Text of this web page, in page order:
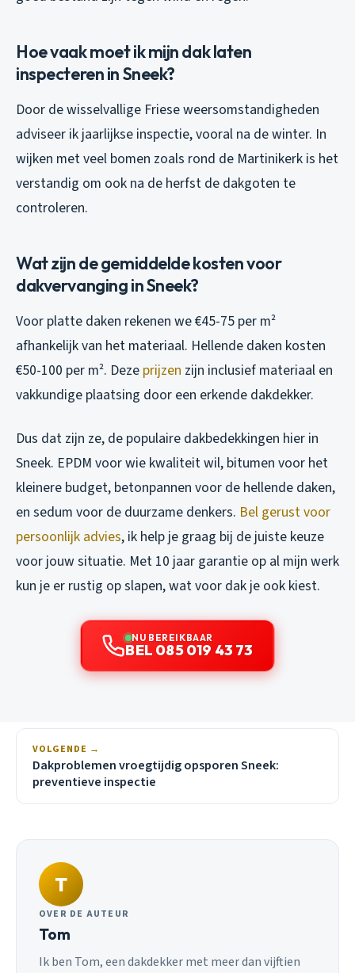
Hoe vaak moet ik mijn dak laten
inspecteren in Sneek?
Door de wisselvallige Friese weersomstandigheden
adviseer ik jaarlijkse inspectie, vooral na de winter. In
wijken met veel bomen zoals rond de Martinikerk is het
verstandig om ook na de herfst de dakgoten te
controleren.
Wat zijn de gemiddelde kosten voor
dakvervanging in Sneek?
Voor platte daken rekenen we €45-75 per m²
afhankelijk van het materiaal. Hellende daken kosten
€50-100 per m². Deze prijzen zijn inclusief materiaal en
vakkundige plaatsing door een erkende dakdekker.
Dus dat zijn ze, de populaire dakbedekkingen hier in
Sneek. EPDM voor wie kwaliteit wil, bitumen voor het
kleinere budget, betonpannen voor de hellende daken,
en sedum voor de duurzame denkers. Bel gerust voor
persoonlijk advies, ik help je graag bij de juiste keuze
voor jouw situatie. Met 10 jaar garantie op al mijn werk
kun je er rustig op slapen, wat voor dak je ook kiest.
NU BEREIKBAAR
BEL 085 019 43 73
VOLGENDE →
Dakproblemen vroegtijdig opsporen Sneek:
preventieve inspectie
T
OVER DE AUTEUR
Tom
Ik ben Tom, een dakdekker met meer dan vijftien